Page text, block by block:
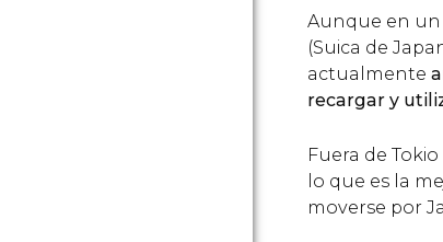
Aunque en un
(Suica de
actualmente
recargar y
Fuera de
lo que es la
moverse por